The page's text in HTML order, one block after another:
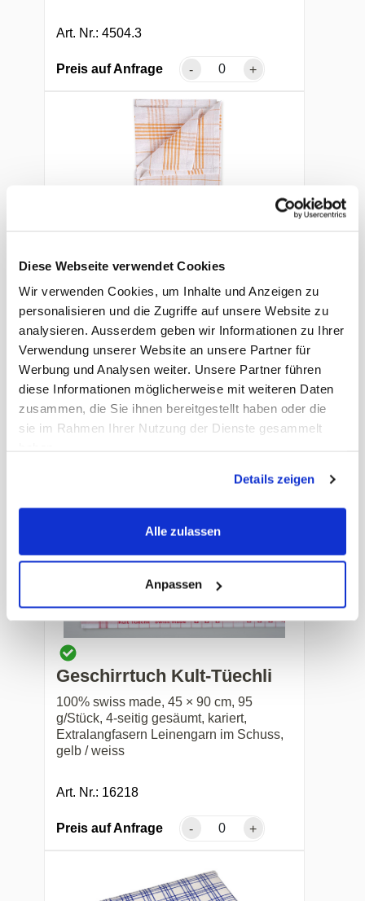
Diese Webseite verwendet Cookies
Wir verwenden Cookies, um Inhalte und Anzeigen zu
personalisieren und die Zugriffe auf unsere Website zu
analysieren. Ausserdem geben wir Informationen zu Ihrer
Verwendung unserer Website an unsere Partner für
Werbung und Analysen weiter. Unsere Partner führen
diese Informationen möglicherweise mit weiteren Daten
zusammen, die Sie ihnen bereitgestellt haben oder die
sie im Rahmen Ihrer Nutzung der Dienste gesammelt
Details zeigen
Alle zulassen
Anpassen
Art. Nr.: 4504.3
Preis auf Anfrage - +
Hygoclean Geschirrtuch 50
x 70 cm
55% Leinen, 45% Baumwolle hochwertig,
da besonders dicht gewebt lange
Haltbarkeit, sehr strapazierfähig und
saugfähig waschbar bis 60°C, gelb /
weiss
Art. Nr.: 45295
Geschirrtuch Kult-Tüechli
100% swiss made, 45 × 90 cm, 95
g/Stück, 4-seitig gesäumt, kariert,
Extralangfasern Leinengarn im Schuss,
gelb / weiss
Art. Nr.: 16218
Preis auf Anfrage - +